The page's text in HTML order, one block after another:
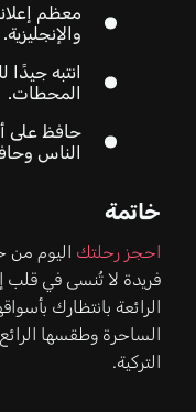
معظم
والإنجليزية.
انتبه جيدًا
المحطات.
حافظ على
الناس
خاتمة
احجز رحلتك اليوم من
فريدة لا تُنسى في قلب
الرائعة بانتظارك
الساحرة وطقسها
التركية.